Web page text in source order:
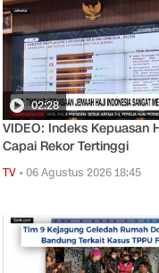
02:28
VIDEO: Indeks Kepuasan
Capai Rekor Tertinggi
TV •06 Agustus 2026 18:45